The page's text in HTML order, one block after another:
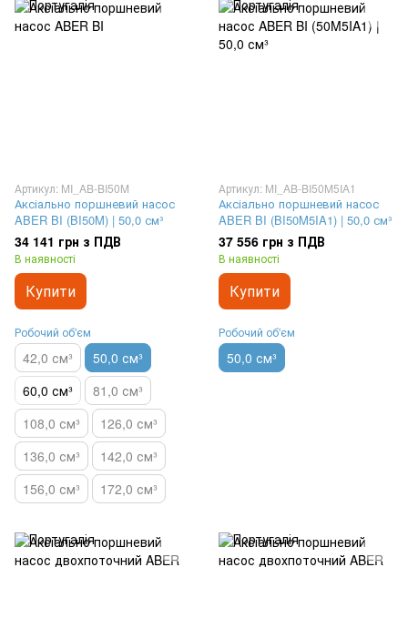
Артикул: MI_AB-BI50M
Аксіально поршневий насос
ABER BI (BI50M) | 50,0 см³
34 141 грн з ПДВ
В наявності
Купити
Робочий об'єм
42,0 см³
50,0 см³
60,0 см³
81,0 см³
108,0 см³
126,0 см³
136,0 см³
142,0 см³
156,0 см³
172,0 см³
Артикул: MI_AB-BI50M5IA1
Аксіально поршневий насос
ABER BI (BI50M5IA1) | 50,0 см³
37 556 грн з ПДВ
В наявності
Купити
Робочий об'єм
50,0 см³